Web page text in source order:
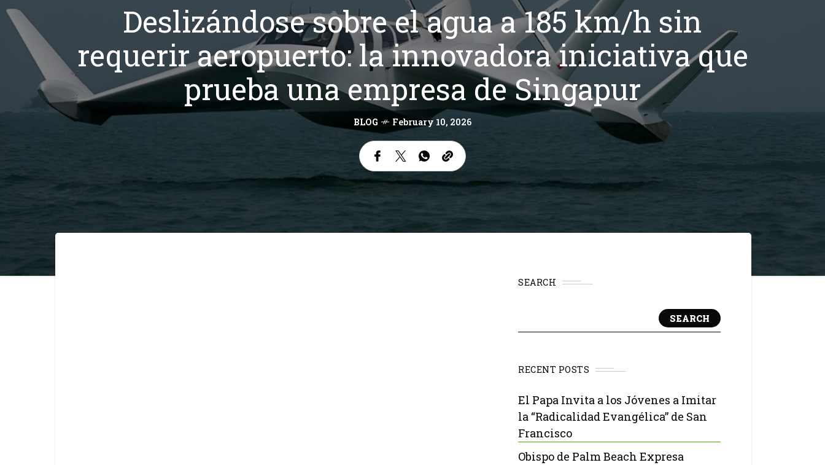
Deslizándose sobre el agua a 185 km/h sin
requerir aeropuerto: la innovadora iniciativa que
prueba una empresa de Singapur
BLOG February 10, 2026
SEARCH
SEARCH
RECENT POSTS
El Papa Invita a los Jóvenes a Imitar
la “Radicalidad Evangélica” de San
Francisco
Obispo de Palm Beach Expresa